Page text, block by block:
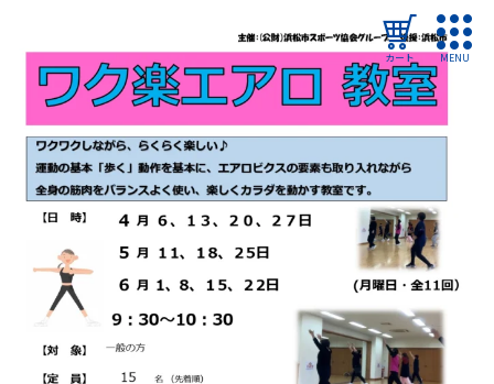
カート MENU
ログイン
教室・イベントを探す
ご利用ガイド
よくある質問
協会について